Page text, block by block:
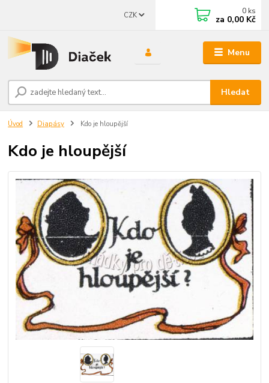
Menu
CZK
Hledat
0 ks
za 0,00 Kč
Úvod Diapásy Kdo je hloupější
Kdo je hloupější